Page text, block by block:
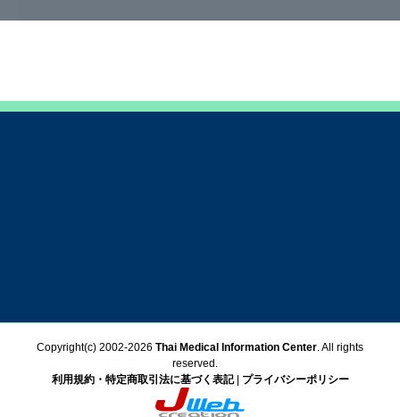
Copyright(c) 2002-2026 Thai Medical Information Center. All rights
reserved.
利用規約・特定商取引法に基づく表記| プライバシーポリシー